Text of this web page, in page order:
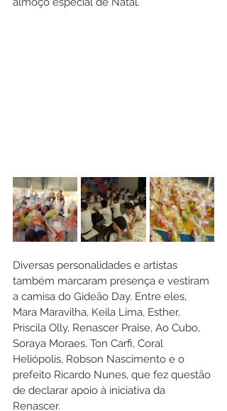
Diversas personalidades e artistas
também marcaram presença e vestiram
a camisa do Gideão Day. Entre eles,
Mara Maravilha, Keila Lima, Esther,
Priscila Olly, Renascer Praise, Ao Cubo,
Soraya Moraes, Ton Carfi, Coral
Heliópolis, Robson Nascimento e o
prefeito Ricardo Nunes, que fez questão
de declarar apoio à iniciativa da
Renascer.